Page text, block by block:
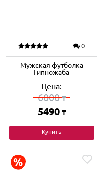
0
Мужская футболка
Гипножаба
Цена:
6000₸
5490 ₸
Купить